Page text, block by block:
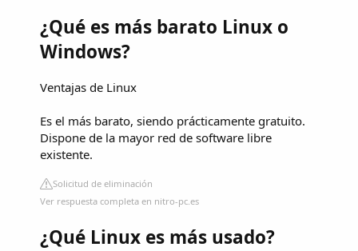
¿Qué es más barato Linux o
Windows?
Ventajas de Linux
Es el más barato, siendo prácticamente gratuito.
Dispone de la mayor red de software libre
existente.
Solicitud de eliminación
Ver respuesta completa en nitro-pc.es
¿Qué Linux es más usado?